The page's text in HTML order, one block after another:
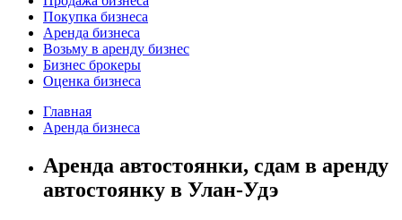
Покупка бизнеса
Аренда бизнеса
Возьму в аренду бизнес
Бизнес брокеры
Оценка бизнеса
Главная
Аренда бизнеса
Аренда автостоянки, сдам в аренду
автостоянку в Улан-Удэ